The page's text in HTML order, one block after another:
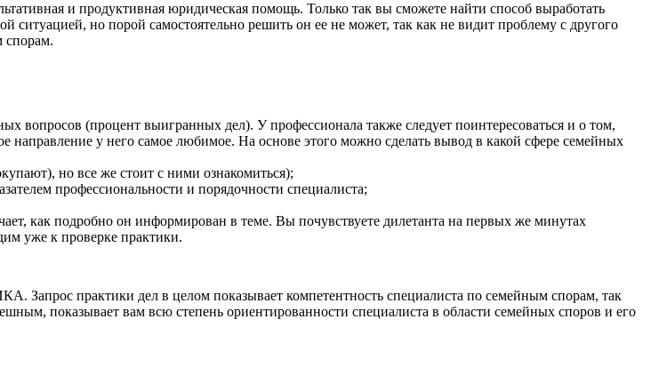
и продуктивная юридическая помощь. Только так вы сможете найти способ выработать
ситуацией, но порой самостоятельно решить он ее не может, так как не видит проблему с другого
спорам.
вопросов (процент выигранных дел). У профессионала также следует поинтересоваться и о том,
направление у него самое любимое. На основе этого можно сделать вывод в какой сфере семейных
но все же стоит с ними ознакомиться);
профессиональности и порядочности специалиста;
как подробно он информирован в теме. Вы почувствуете дилетанта на первых же минутах
уже к проверке практики.
Запрос практики дел в целом показывает компетентность специалиста по семейным спорам, так
показывает вам всю степень ориентированности специалиста в области семейных споров и его